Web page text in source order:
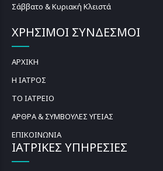
Σάββατο & Κυριακή Κλειστά
ΧΡΗΣΙΜΟΙ ΣΥΝΔΕΣΜΟΙ
ΑΡΧΙΚΗ
Η ΙΑΤΡΟΣ
ΤΟ ΙΑΤΡΕΙΟ
ΑΡΘΡΑ & ΣΥΜΒΟΥΛΕΣ ΥΓΕΙΑΣ
ΕΠΙΚΟΙΝΩΝΙΑ
ΙΑΤΡΙΚΕΣ ΥΠΗΡΕΣΙΕΣ